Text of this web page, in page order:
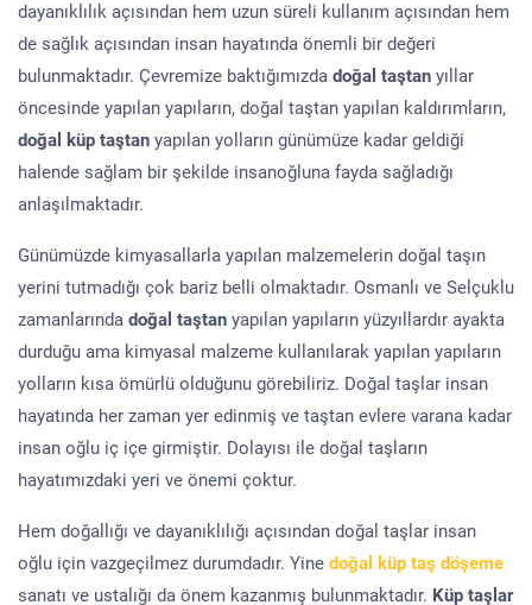
dayanıklılık açısından hem uzun süreli kullanım açısından hem
de sağlık açısından insan hayatında önemli bir değeri
bulunmaktadır. Çevremize baktığımızda doğal taştan yıllar
öncesinde yapılan yapıların, doğal taştan yapılan kaldırımların,
doğal küp taştan yapılan yolların günümüze kadar geldiği
halende sağlam bir şekilde insanoğluna fayda sağladığı
anlaşılmaktadır.
Günümüzde kimyasallarla yapılan malzemelerin doğal taşın
yerini tutmadığı çok bariz belli olmaktadır. Osmanlı ve Selçuklu
zamanlarında doğal taştan yapılan yapıların yüzyıllardır ayakta
durduğu ama kimyasal malzeme kullanılarak yapılan yapıların
yolların kısa ömürlü olduğunu görebiliriz. Doğal taşlar insan
hayatında her zaman yer edinmiş ve taştan evlere varana kadar
insan oğlu iç içe girmiştir. Dolayısı ile doğal taşların
hayatımızdaki yeri ve önemi çoktur.
Hem doğallığı ve dayanıklılığı açısından doğal taşlar insan
oğlu için vazgeçilmez durumdadır. Yine doğal küp taş döşeme
sanatı ve ustalığı da önem kazanmış bulunmaktadır. Küp taşlar